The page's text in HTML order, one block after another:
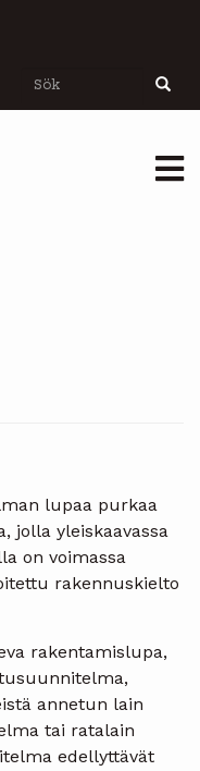
Sök Sök
lupaa purkaa
jolla yleiskaavassa
on voimassa
rakennuskielto
rakentamislupa,
annetun lain
tai ratalain
edellyttävät